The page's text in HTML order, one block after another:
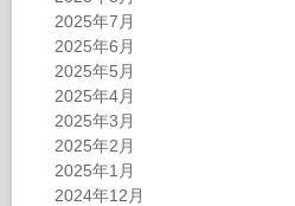
2025年7月
2025年6月
2025年5月
2025年4月
2025年3月
2025年2月
2025年1月
2024年12月